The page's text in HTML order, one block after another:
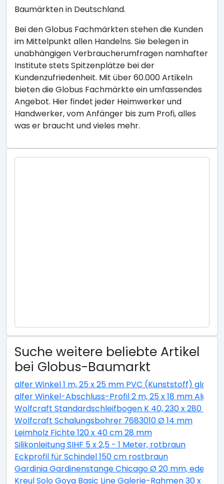
Baumärkten in Deutschland.
Bei den Globus Fachmärkten stehen die Kunden
im Mittelpunkt allen Handelns. Sie belegen in
unabhängigen Verbraucherumfragen namhafter
Institute stets Spitzenplätze bei der
Kundenzufriedenheit. Mit über 60.000 Artikeln
bieten die Globus Fachmärkte ein umfassendes
Angebot. Hier findet jeder Heimwerker und
Handwerker, vom Anfänger bis zum Profi, alles
was er braucht und vieles mehr.
Suche weitere beliebte Artikel
bei Globus-Baumarkt
alfer Winkel 1 m, 25 x 25 mm PVC (Kunststoff) glatt
alfer Winkel-Abschluss-Profil 2 m, 25 x 18 mm
Wolfcraft Standardschleifbogen K 40, 230 x 280 cm
Wolfcraft Schalungsbohrer 7683010 Ø 14 mm
Leimholz Fichte 120 x 40 cm 28 mm
Silikonleitung SIHF 5 x 2,5 - 1 Meter, rotbraun
Eckprofil für Schindel 150 cm rostbraun
Gardinia Gardinenstange Chicago Ø 20 mm,
Kreul Solo Goya Basic Line Galerie-Rahmen 30 x 30